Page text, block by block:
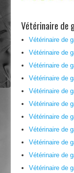
Vétérinaire de
Vétérinaire de
Vétérinaire de
Vétérinaire de
Vétérinaire de
Vétérinaire de
Vétérinaire de
Vétérinaire de
Vétérinaire de
Vétérinaire de
Vétérinaire de
Vétérinaire de